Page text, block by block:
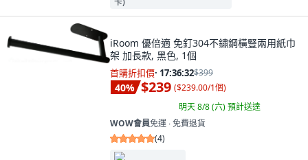
iRoom 優倍適 免釘304不鏽鋼橫豎兩用紙巾
架 加長款, 黑色, 1個
首購折扣價· 17:36:31$399
40% $239 ($239.00/1個)
明天 8/8 (六)預計送達
WOW會員免運 ∙ 免費退貨
(4)